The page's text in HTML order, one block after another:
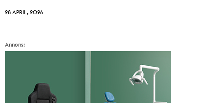
28 APRIL, 2026
Annons: